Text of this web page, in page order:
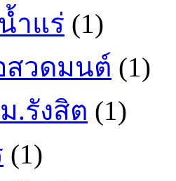
ำแร่ (1)
สวดมนต์ (1)
.รังสิต (1)
(1)